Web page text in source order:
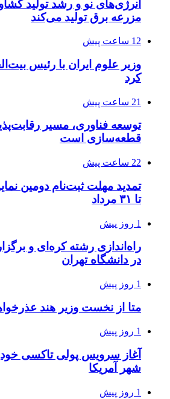
انرژی‌های نو و رشد تولید
مزرعه‌ برق تولید می‌کند
12 ساعت پیش
وزیر علوم ایران با رئیس
کرد
21 ساعت پیش
توسعه فناوری، مسیر
قطعه‌سازی است
22 ساعت پیش
تا ۳۱ مرداد
1 روز پیش
در دانشگاه تهران
1 روز پیش
متا از نخست وزیر هند
1 روز پیش
آغاز سرویس پولی تاکسی
شهر آمریکا
1 روز پیش